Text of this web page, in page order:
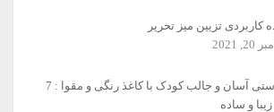
2021
کاردستی آسان و جالب کودک با کاغذ رنگی و مقوا : 7
زیبا و ساده